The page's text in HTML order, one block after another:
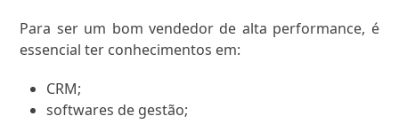
Para ser um bom vendedor de alta performance, é
essencial ter conhecimentos em:
CRM;
softwares de gestão;